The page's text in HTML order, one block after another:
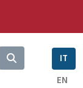
IT
EN